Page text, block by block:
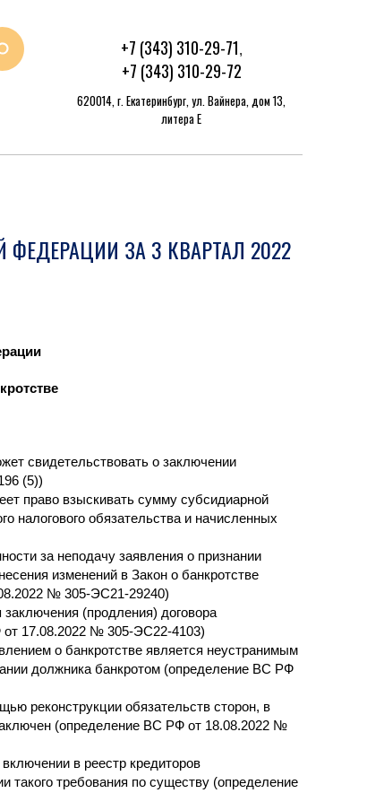
+7 (343) 310-29-71,
+7 (343) 310-29-72
620014, г. Екатеринбург, ул. Вайнера, дом 13,
литера Е
ЗА 3 КВАРТАЛ 2022
свидетельствовать о заключении
(5))
право взыскивать сумму субсидиарной
налогового обязательства и начисленных
за неподачу заявления о признании
изменений в Закон о банкротстве
№ 305-ЭС21-29240)
(продления) договора
от 17.08.2022 № 305-ЭС22-4103)
о банкротстве является неустранимым
должника банкротом (определение ВС РФ
реконструкции обязательств сторон, в
(определение ВС РФ от 18.08.2022 №
в реестр кредиторов
такого требования по существу (определение